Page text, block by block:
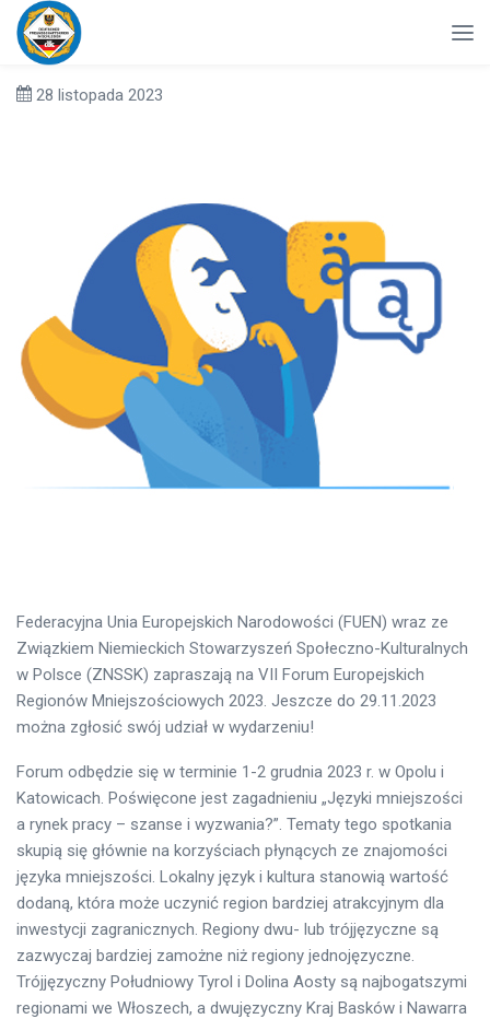
28 listopada 2023
Federacyjna Unia Europejskich Narodowości (FUEN) wraz ze
Związkiem Niemieckich Stowarzyszeń Społeczno-Kulturalnych
w Polsce (ZNSSK) zapraszają na VII Forum Europejskich
Regionów Mniejszościowych 2023. Jeszcze do 29.11.2023
można zgłosić swój udział w wydarzeniu!
Forum odbędzie się w terminie 1-2 grudnia 2023 r. w Opolu i
Katowicach. Poświęcone jest zagadnieniu „Języki mniejszości
a rynek pracy – szanse i wyzwania?”. Tematy tego spotkania
skupią się głównie na korzyściach płynących ze znajomości
języka mniejszości. Lokalny język i kultura stanowią wartość
dodaną, która może uczynić region bardziej atrakcyjnym dla
inwestycji zagranicznych. Regiony dwu- lub trójjęzyczne są
zazwyczaj bardziej zamożne niż regiony jednojęzyczne.
Trójjęzyczny Południowy Tyrol i Dolina Aosty są najbogatszymi
regionami we Włoszech, a dwujęzyczny Kraj Basków i Nawarra